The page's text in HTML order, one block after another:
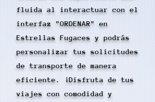
fluida al interactuar con el
interfaz "ORDENAR" en
Estrellas Fugaces y podrás
personalizar tus solicitudes
de transporte de manera
eficiente. ¡Disfruta de tus
viajes con comodidad y